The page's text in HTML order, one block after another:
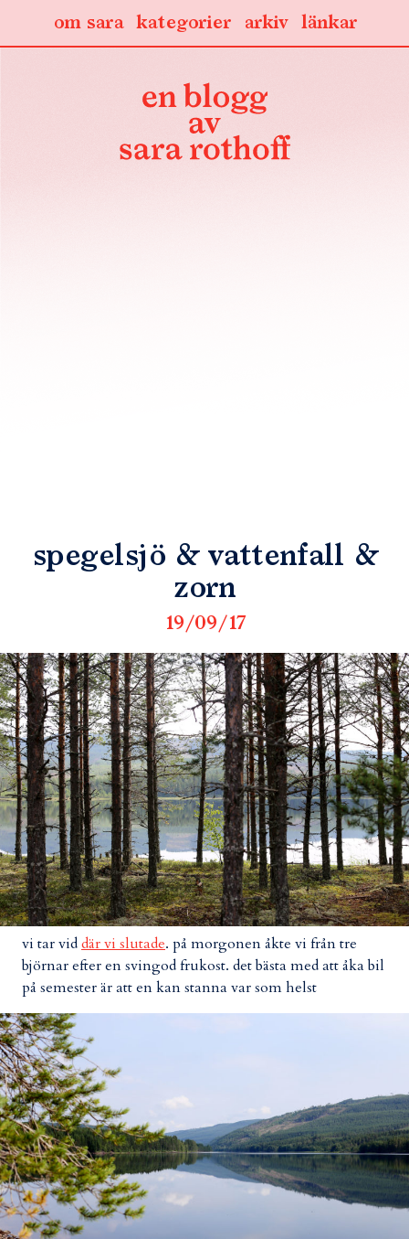
länkar
arkiv
kategorier
om sara
spegelsjö & vattenfall &
zorn
19/09/17
vi tar viddär vi slutade. på morgonen åkte vi från tre
björnar efter en svingod frukost. det bästa med att åka bil
på semester är att en kan stanna var som helst